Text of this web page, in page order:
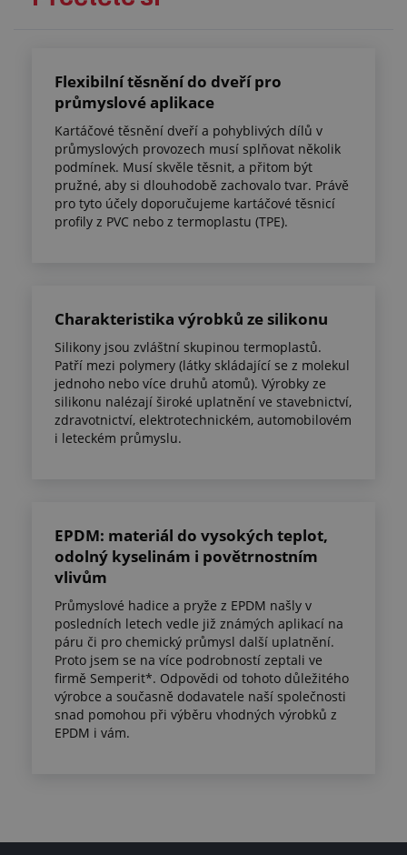
Flexibilní těsnění do dveří pro
průmyslové aplikace
Kartáčové těsnění dveří a pohyblivých dílů v
průmyslových provozech musí splňovat několik
podmínek. Musí skvěle těsnit, a přitom být
pružné, aby si dlouhodobě zachovalo tvar. Právě
pro tyto účely doporučujeme kartáčové těsnicí
profily z PVC nebo z termoplastu (TPE).
Charakteristika výrobků ze silikonu
Silikony jsou zvláštní skupinou termoplastů.
Patří mezi polymery (látky skládající se z molekul
jednoho nebo více druhů atomů). Výrobky ze
silikonu nalézají široké uplatnění ve stavebnictví,
zdravotnictví, elektrotechnickém, automobilovém
i leteckém průmyslu.
EPDM: materiál do vysokých teplot,
odolný kyselinám i povětrnostním
vlivům
Průmyslové hadice a pryže z EPDM našly v
posledních letech vedle již známých aplikací na
páru či pro chemický průmysl další uplatnění.
Proto jsem se na více podrobností zeptali ve
firmě Semperit*. Odpovědi od tohoto důležitého
výrobce a současně dodavatele naší společnosti
snad pomohou při výběru vhodných výrobků z
EPDM i vám.